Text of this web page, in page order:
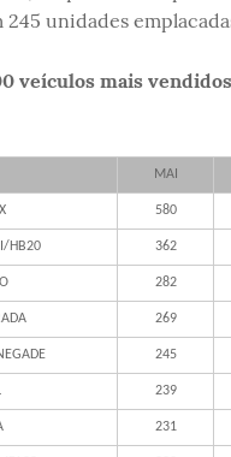
245 unidades
veículos mais
MAI
580
HB20 362
282
269
245
239
231